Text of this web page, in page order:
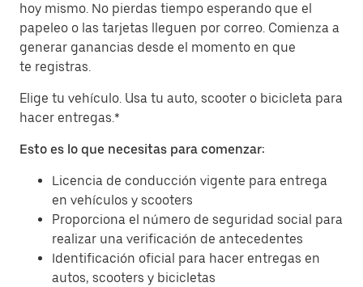
hoy mismo. No pierdas tiempo esperando que el
papeleo o las tarjetas lleguen por correo. Comienza a
generar ganancias desde el momento en que
te registras.
Elige tu vehículo. Usa tu auto, scooter o bicicleta para
hacer entregas.*
Esto es lo que necesitas para comenzar:
Licencia de conducción vigente para entrega
en vehículos y scooters
Proporciona el número de seguridad social para
realizar una verificación de antecedentes
Identificación oficial para hacer entregas en
autos, scooters y bicicletas